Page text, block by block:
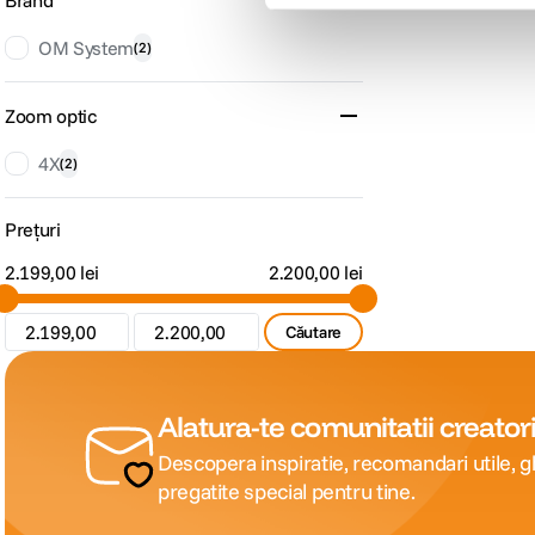
OM System(2)
Zoom optic
4X(2)
Prețuri
Căutare
2.199,00 lei 2.200,00 lei
Alatura-te comunitatii
Descopera inspiratie, recomandari utile,
pregatite special pentru tine.